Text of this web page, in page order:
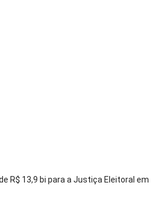
R$ 13,9 bi para a Justiça Eleitoral em